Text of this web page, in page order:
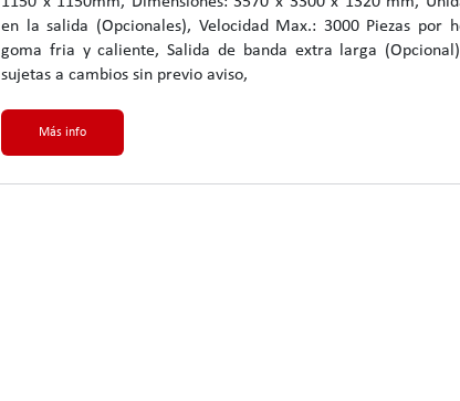
en la salida (Opcionales), Velocidad Max.: 3000 Piezas por
goma fria y caliente, Salida de banda extra larga
sujetas a cambios sin previo aviso,
Más info